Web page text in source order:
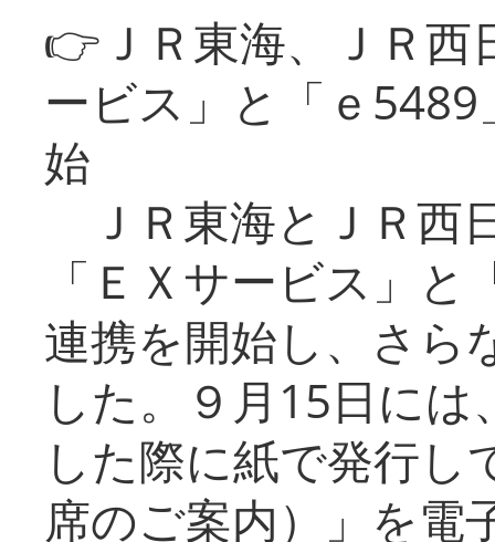
👉ＪＲ東海、ＪＲ
ービス」と「ｅ
始
ＪＲ東海とＪＲ西
「ＥＸサービス」
連携を開始し、さら
した。９月15日に
した際に紙で発行し
席のご案内）」を電